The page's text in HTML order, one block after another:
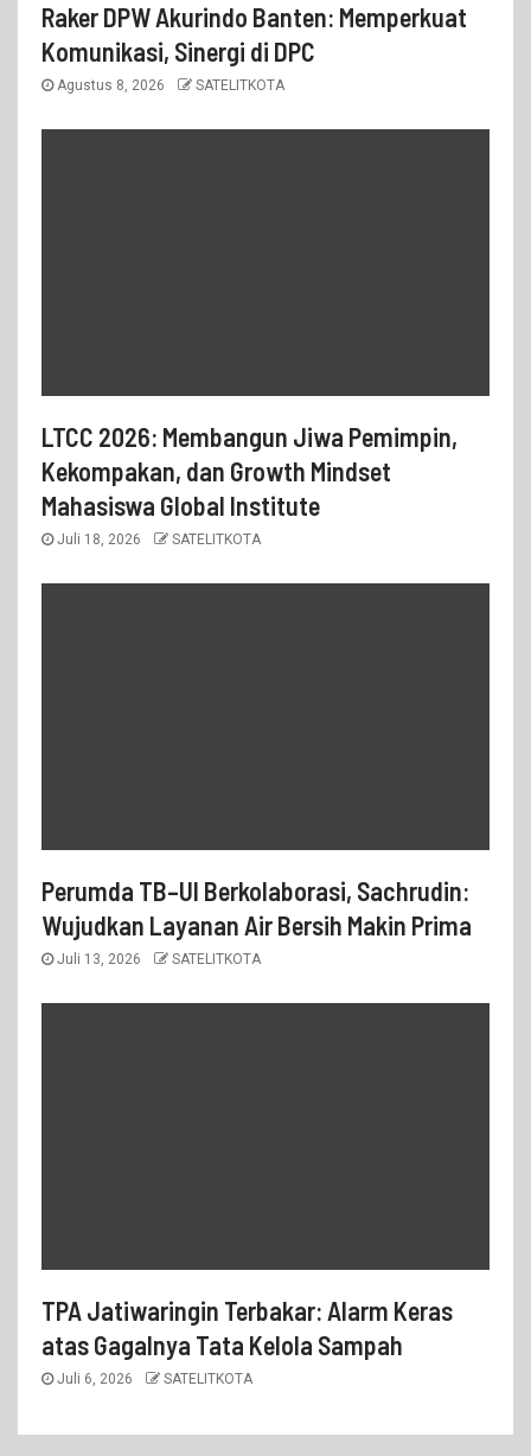
Raker DPW Akurindo Banten: Memperkuat
Komunikasi, Sinergi di DPC
Agustus 8, 2026 SATELITKOTA
LTCC 2026: Membangun Jiwa Pemimpin,
Kekompakan, dan Growth Mindset
Mahasiswa Global Institute
Juli 18, 2026 SATELITKOTA
Perumda TB–UI Berkolaborasi, Sachrudin:
Wujudkan Layanan Air Bersih Makin Prima
Juli 13, 2026 SATELITKOTA
TPA Jatiwaringin Terbakar: Alarm Keras
atas Gagalnya Tata Kelola Sampah
Juli 6, 2026 SATELITKOTA